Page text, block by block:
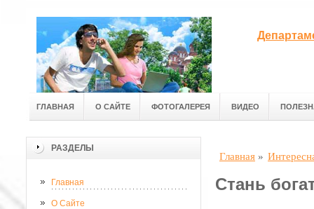
ГЛАВНАЯ О САЙТЕ ФОТОГАЛЕРЕЯ ВИДЕО
РАЗДЕЛЫ
Главная
О Сайте
Главная »
Стань